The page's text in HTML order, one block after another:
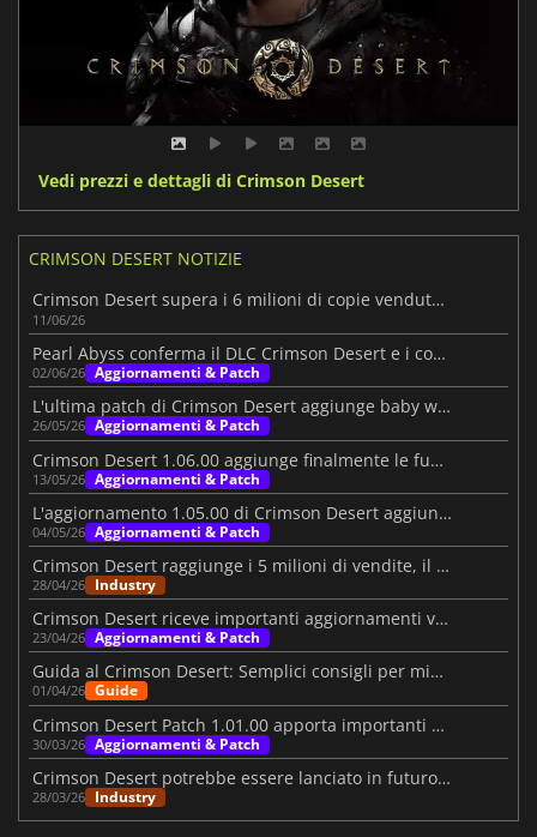
Vedi prezzi e dettagli di Crimson Desert
CRIMSON DESERT NOTIZIE
Crimson Desert supera i 6 milioni di copie vendute e ha ancora molto da offrire
11/06/26
Pearl Abyss conferma il DLC Crimson Desert e i contenuti futuri
02/06/26 Aggiornamenti & Patch
L'ultima patch di Crimson Desert aggiunge baby wyvern, stagni e altro ancora
26/05/26 Aggiornamenti & Patch
Crimson Desert 1.06.00 aggiunge finalmente le funzionalità desiderate
13/05/26 Aggiornamenti & Patch
L'aggiornamento 1.05.00 di Crimson Desert aggiunge altri motivi per tornare
04/05/26 Aggiornamenti & Patch
Crimson Desert raggiunge i 5 milioni di vendite, il personale riceve 3.400 dollari di bonus
28/04/26 Industry
Crimson Desert riceve importanti aggiornamenti visivi e di gameplay
23/04/26 Aggiornamenti & Patch
Guida al Crimson Desert: Semplici consigli per migliorare il vostro viaggio
01/04/26 Guide
Crimson Desert Patch 1.01.00 apporta importanti miglioramenti
30/03/26 Aggiornamenti & Patch
Crimson Desert potrebbe essere lanciato in futuro su Nintendo Switch 2
28/03/26 Industry